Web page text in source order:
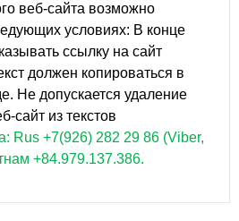
веб-сайта возможно
условиях: В конце
ссылку на сайт
должен копироваться в
Не допускается удаление
сайт из текстов
Rus +7(926) 282 29 86 (Viber,
+84.979.137.386.